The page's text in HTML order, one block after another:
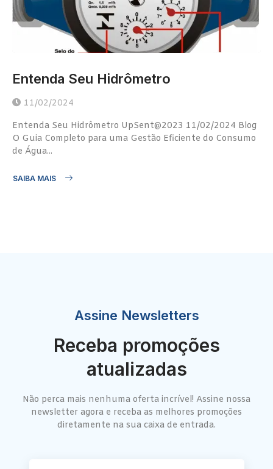
Entenda Seu Hidrômetro
11/02/2024
Entenda Seu Hidrômetro UpSent@2023 11/02/2024 Blog
O Guia Completo para uma Gestão Eficiente do Consumo
de Água...
SAIBA MAIS
Assine Newsletters
Receba promoções
atualizadas
Não perca mais nenhuma oferta incrível! Assine nossa
newsletter agora e receba as melhores promoções
diretamente na sua caixa de entrada.